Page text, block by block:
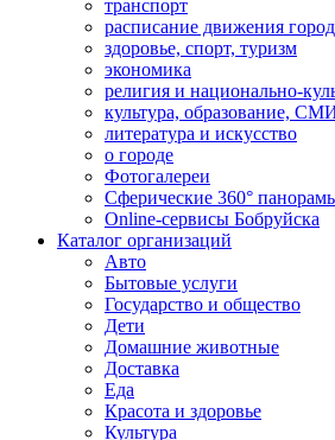
транспорт
расписание движения
здоровье, спорт, туризм
экономика
религия и национально-
культура, образование,
литература и искусство
о городе
Фотогалереи
Сферические 360°
Online-сервисы Бобруйска
Каталог организаций
Авто
Бытовые услуги
Государство и общество
Дети
Домашние животные
Доставка
Еда
Красота и здоровье
Культура